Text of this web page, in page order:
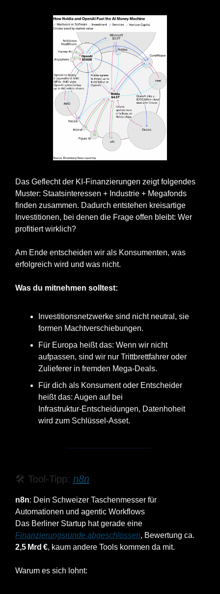
Das Geflecht der KI‑Finanzierungen zeigt folgendes
Muster: Staatsinteressen + Industrie + Megafonds
finden zusammen. Dadurch entstehen kreisartige
Investitionen, bei denen die Frage offen bleibt: Wer
profitiert wirklich?
Am Ende entscheiden wir als Konsumenten, was
erfolgreich wird und was nicht.
Was du mitnehmen solltest:
Investitionsnetzwerke sind nicht neutral, sie
formen Machtverschiebungen.
Für Europa heißt das: Wenn wir nicht
aufpassen, sind wir nur Trittbrettfahrer oder
Zulieferer in fremden Mega‑Deals.
Für dich als Konsument oder Entscheider
heißt das: Augen auf bei
Infrastruktur‑Entscheidungen, Datenhoheit
wird zum Schlüssel-Asset.
🛠️ Tool‑Tipp: n8n
n8n: Dein Schweizer Taschenmesser für
Automationen und agentic Workflows
Das Berliner Startup hat gerade eine
Finanzierungsrunde abgeschlossen, Bewertung ca.
2,5 Mrd €, kaum andere Tools kommen da mit.
Warum es sich lohnt: